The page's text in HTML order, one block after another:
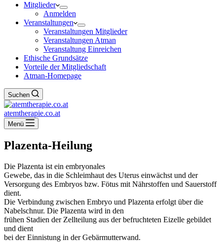
Mitglieder
Anmelden
Veranstaltungen
Veranstaltungen Mitglieder
Veranstaltungen Atman
Veranstaltung Einreichen
Ethische Grundsätze
Vorteile der Mitgliedschaft
Atman-Homepage
Suchen
atemtherapie.co.at
Menü
Plazenta-Heilung
Die Plazenta ist ein embryonales
Gewebe, das in die Schleimhaut des Uterus einwächst und der
Versorgung des Embryos bzw. Fötus mit Nährstoffen und Sauerstoff
dient.
Die Verbindung zwischen Embryo und Plazenta erfolgt über die
Nabelschnur. Die Plazenta wird in den
frühen Stadien der Zellteilung aus der befruchteten Eizelle gebildet
und dient
bei der Einnistung in der Gebärmutterwand.